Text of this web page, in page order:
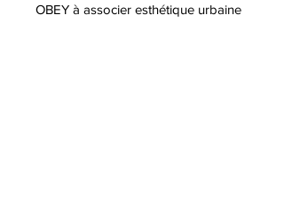
OBEY à associer esthétique urbaine